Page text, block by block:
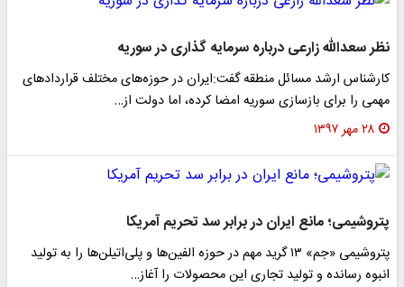
نظر سعدالله زارعی درباره سرمایه گذاری در سوریه
کارشناس ارشد مسائل منطقه گفت:ایران در حوزه‌های مختلف قرارداد‌های
مهمی را برای بازسازی سوریه امضا کرده، اما دولت از…
۲۸ مهر ۱۳۹۷
پتروشیمی؛ مانع ایران در برابر سد تحریم آمریکا
پتروشیمی «جم» ۱۳ گرید مهم در حوزه الفین‌ها و پلی‌اتیلن‌ها را به تولید
انبوه رسانده و تولید تجاری این محصولات را آغاز…